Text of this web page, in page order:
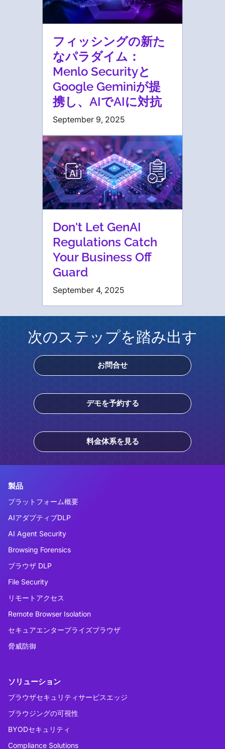
フィッシングの新た
なパラダイム：
Menlo Securityと
Google Geminiが提
携し、AIでAIに対抗
September 9, 2025
Don't Let GenAI
Regulations Catch
Your Business Off
Guard
September 4, 2025
次のステップを踏み出す
お問合せ
デモを予約する
料金体系を見る
製品
プラットフォーム概要
AIアダプティブDLP
AI Agent Security
Browsing Forensics
ブラウザ DLP
File Security
リモートアクセス
Remote Browser Isolation
セキュアエンタープライズブラウザ
脅威防御
ソリューション
ブラウザセキュリティサービスエッジ
ブラウジングの可視性
BYODセキュリティ
Compliance Solutions